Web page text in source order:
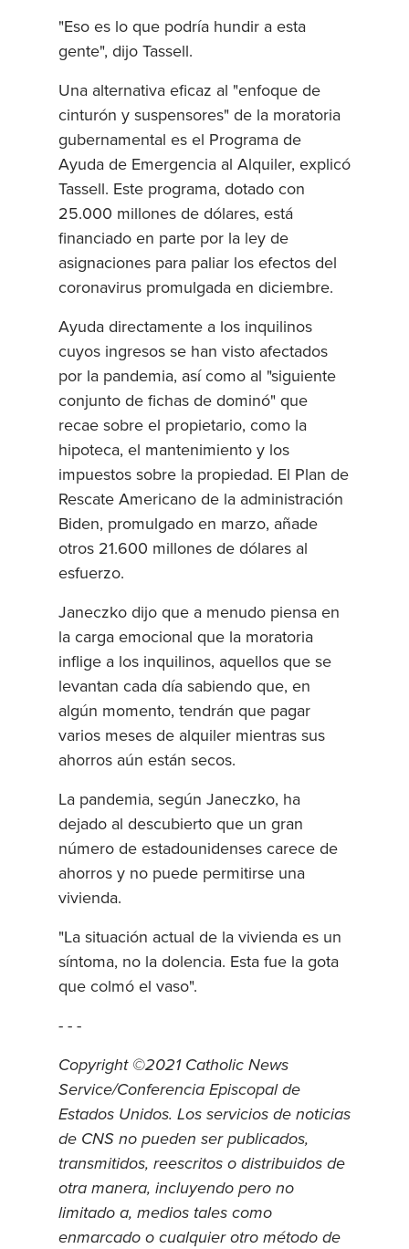
"Eso es lo que podría hundir a esta
gente", dijo Tassell.
Una alternativa eficaz al "enfoque de
cinturón y suspensores" de la moratoria
gubernamental es el Programa de
Ayuda de Emergencia al Alquiler, explicó
Tassell. Este programa, dotado con
25.000 millones de dólares, está
financiado en parte por la ley de
asignaciones para paliar los efectos del
coronavirus promulgada en diciembre.
Ayuda directamente a los inquilinos
cuyos ingresos se han visto afectados
por la pandemia, así como al "siguiente
conjunto de fichas de dominó" que
recae sobre el propietario, como la
hipoteca, el mantenimiento y los
impuestos sobre la propiedad. El Plan de
Rescate Americano de la administración
Biden, promulgado en marzo, añade
otros 21.600 millones de dólares al
esfuerzo.
Janeczko dijo que a menudo piensa en
la carga emocional que la moratoria
inflige a los inquilinos, aquellos que se
levantan cada día sabiendo que, en
algún momento, tendrán que pagar
varios meses de alquiler mientras sus
ahorros aún están secos.
La pandemia, según Janeczko, ha
dejado al descubierto que un gran
número de estadounidenses carece de
ahorros y no puede permitirse una
vivienda.
"La situación actual de la vivienda es un
síntoma, no la dolencia. Esta fue la gota
que colmó el vaso".
- - -
Copyright ©2021 Catholic News
Service/Conferencia Episcopal de
Estados Unidos. Los servicios de noticias
de CNS no pueden ser publicados,
transmitidos, reescritos o distribuidos de
otra manera, incluyendo pero no
limitado a, medios tales como
enmarcado o cualquier otro método de